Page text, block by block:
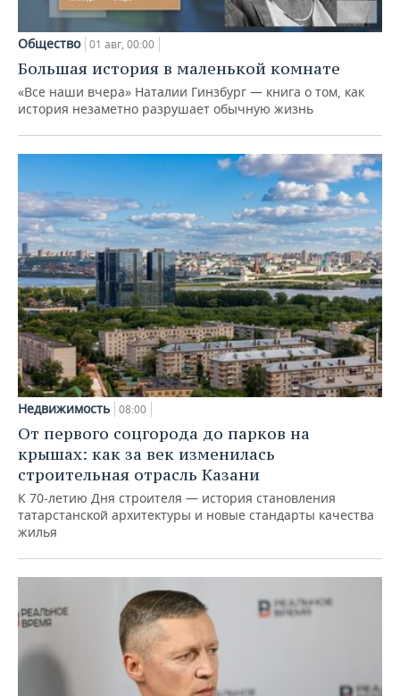
Общество 01 авг, 00:00
Большая история в маленькой комнате
«Все наши вчера» Наталии Гинзбург — книга о том, как
история незаметно разрушает обычную жизнь
Недвижимость 08:00
От первого соцгорода до парков на
крышах: как за век изменилась
строительная отрасль Казани
К 70-летию Дня строителя — история становления
татарстанской архитектуры и новые стандарты качества
жилья